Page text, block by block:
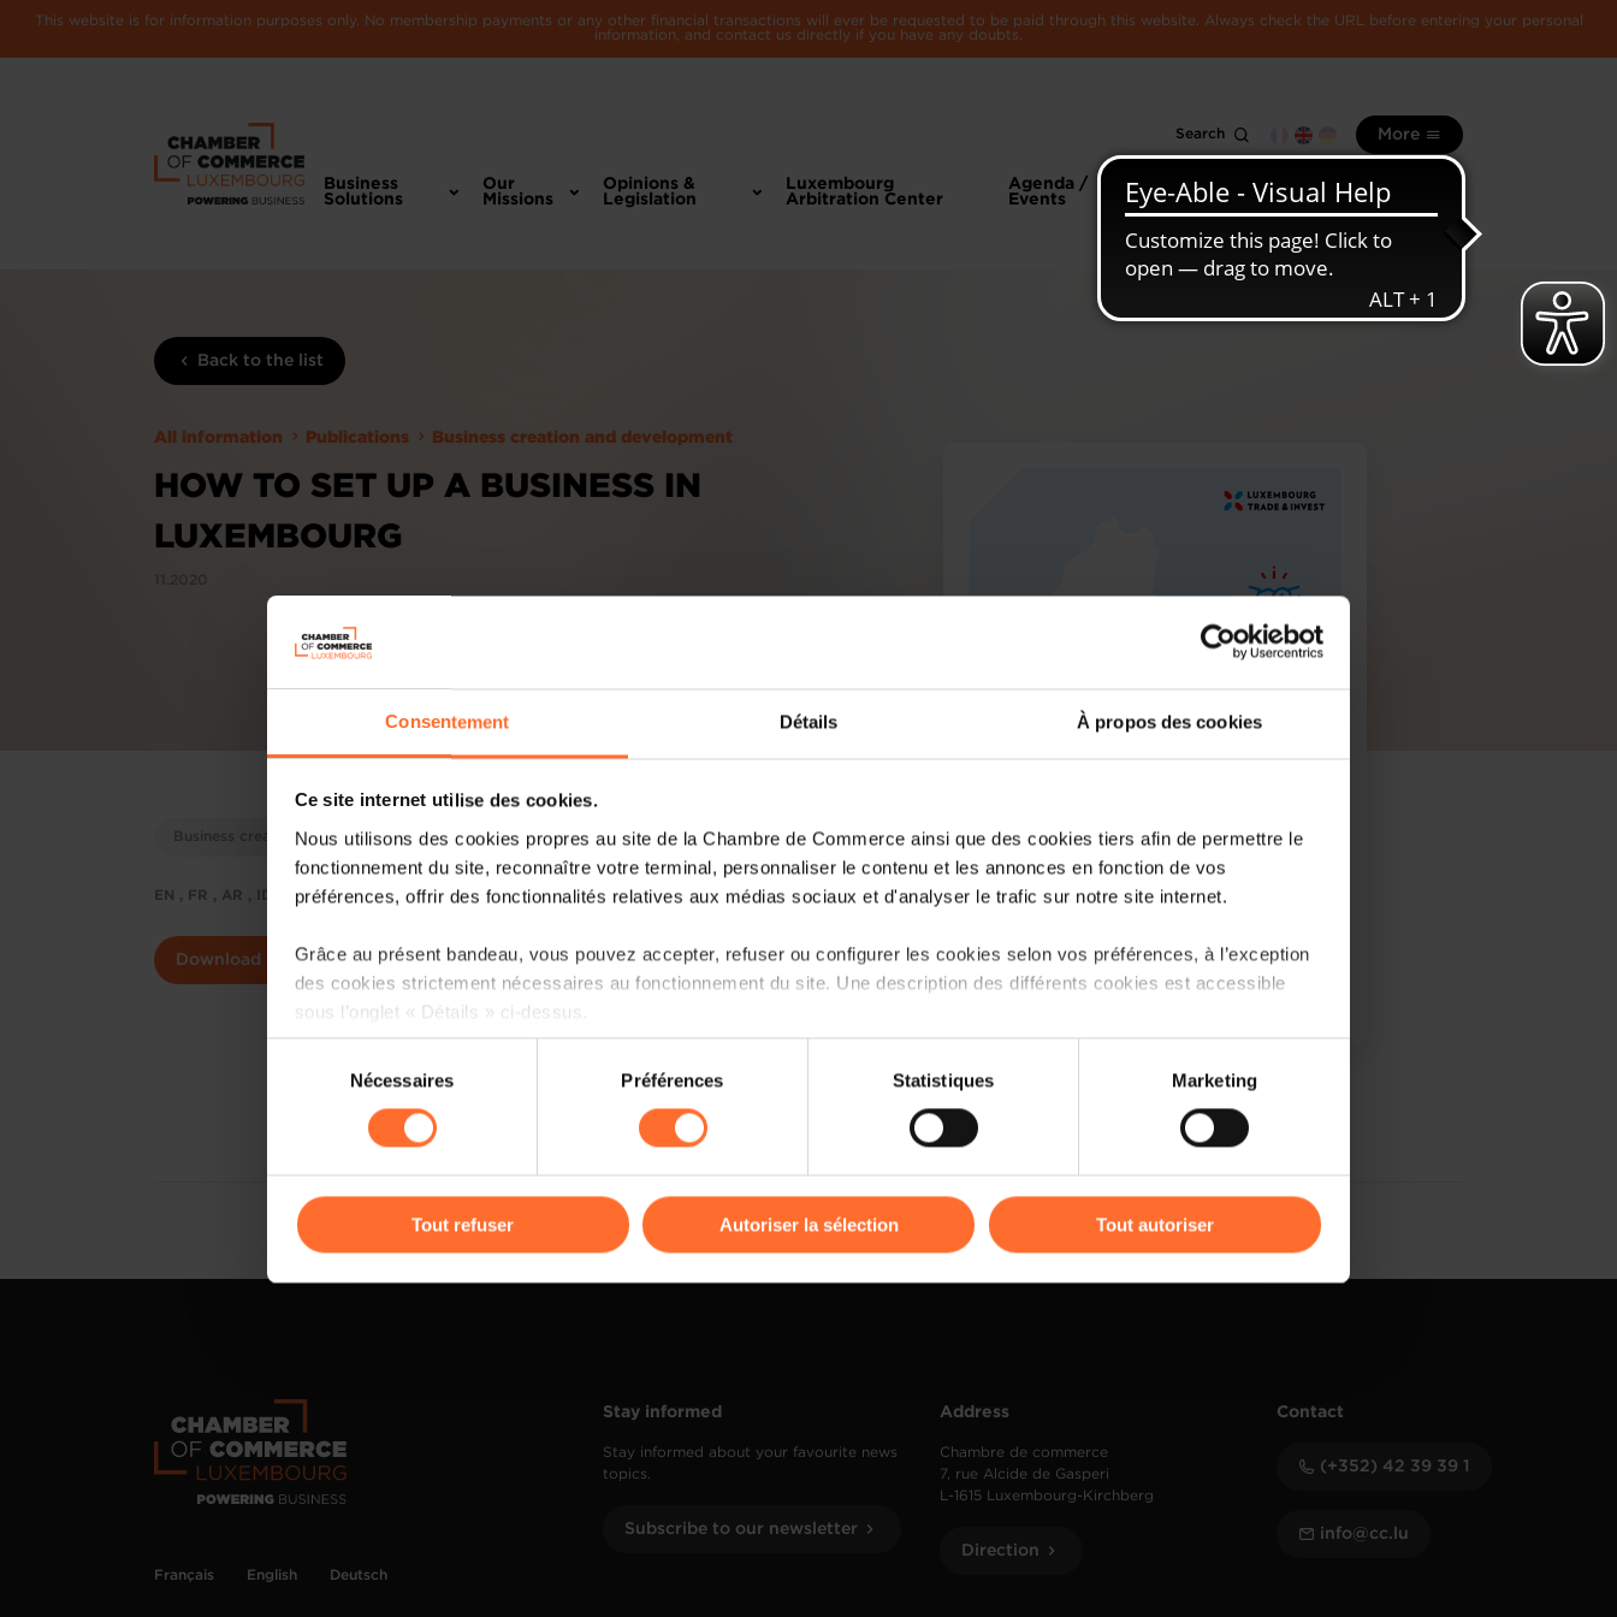
Consentement Détails À propos des cookies
Ce site internet utilise des cookies.
Nous utilisons des cookies propres au site de la Chambre de Commerce ainsi que des cookies tiers afin de permettre le
fonctionnement du site, reconnaître votre terminal, personnaliser le contenu et les annonces en fonction de vos
préférences, offrir des fonctionnalités relatives aux médias sociaux et d'analyser le trafic sur notre site internet.
Grâce au présent bandeau, vous pouvez accepter, refuser ou configurer les cookies selon vos préférences, à l’exception
des cookies strictement nécessaires au fonctionnement du site. Une description des différents cookies est accessible
sous l’onglet « Détails » ci-dessus.
Il est précisé que la navigation sur le site et certaines fonctionnalités (ex : lecture de vidéos, partage sur les réseaux
sociaux, sauvegarde des préférences de lecture vidéo, personnalisation de l’affichage du site) peuvent être affectées en
cas de refus de tous les cookies ou des cookies non nécessaires.
gauche de chaque page.
consentement
Nécessaires Préférences Statistiques Marketing
Tout refuser Autoriser la sélection Tout autoriser
This website is for information purposes only. No membership payments or any other financial transactions will ever be requested to be paid through this website. Always check the URL before entering your personal
information, and contact us directly if you have any doubts.
Search More
Business
Solutions
Our
Missions
Opinions &
Legislation
Luxembourg
Arbitration Center
Agenda /
Events
information
Luxembourg
economy
Back to the list
All information Publications Business creation and development
HOW TO SET UP A BUSINESS IN
LUXEMBOURG
Business creation Economic information on the Grand Duchy
EN , FR , AR , ID , JA , KOR , LAO , MLY , THA , ZH - CN , VIE
Download
PDF, 165.4 KB
Français English Deutsch
Stay informed
Stay informed about your favourite news
topics.
Subscribe to our newsletter
Address
Chambre de commerce
7, rue Alcide de Gasperi
L-1615 Luxembourg-Kirchberg
Direction
Contact
(+352) 42 39 39 1
info@cc.lu